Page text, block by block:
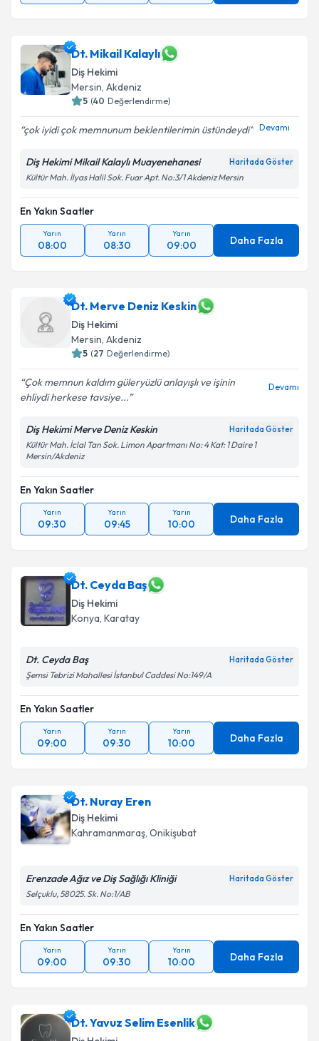
Dt. Mikail Kalaylı
Diş Hekimi
Mersin, Akdeniz
5 (40 Değerlendirme)
çok iyidi çok memnunum beklentilerimin üstündeydi Devamı
Diş Hekimi Mikail Kalaylı Muayenehanesi Haritada Göster
Kültür Mah. İlyas Halil Sok. Fuar Apt. No:3/1 Akdeniz Mersin
En Yakın Saatler
Yarın
08:00
Yarın
08:30
Yarın
09:00 Daha Fazla
Dt. Merve Deniz Keskin
Diş Hekimi
Mersin, Akdeniz
5 (27 Değerlendirme)
Çok memnun kaldım güleryüzlü anlayışlı ve işinin
ehliydi herkese tavsiye...
Devamı
Diş Hekimi Merve Deniz Keskin Haritada Göster
Kültür Mah. İclal Tan Sok. Limon Apartmanı No: 4 Kat: 1 Daire 1
Mersin/Akdeniz
En Yakın Saatler
Yarın
09:30
Yarın
09:45
Yarın
10:00 Daha Fazla
Dt. Ceyda Baş
Diş Hekimi
Konya, Karatay
Dt. Ceyda Baş Haritada Göster
Şemsi Tebrizi Mahallesi İstanbul Caddesi No:149/A
En Yakın Saatler
Yarın
09:00
Yarın
09:30
Yarın
10:00 Daha Fazla
Dt. Nuray Eren
Diş Hekimi
Kahramanmaraş, Onikişubat
Erenzade Ağız ve Diş Sağlığı Kliniği Haritada Göster
Selçuklu, 58025. Sk. No:1/AB
En Yakın Saatler
Yarın
09:00
Yarın
09:30
Yarın
10:00 Daha Fazla
Dt. Yavuz Selim Esenlik